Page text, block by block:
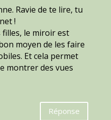
Ravie de te lire, tu
!
le miroir est
moyen de les faire
Et cela permet
montrer des vues
Réponse